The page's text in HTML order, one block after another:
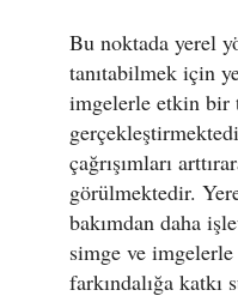
Bu noktada yerel
tanıtabilmek için
imgelerle etkin bir
çağrışımları
görülmektedir.
bakımdan daha
simge ve
farkındalığa katkı